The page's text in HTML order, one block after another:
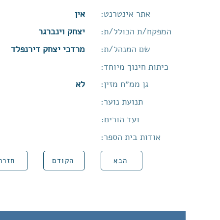
אין
יצחק וינברגר
מרדכי יצחק דירנפלד
לא גן ממ״ח מזין:
אתר אינטרנט:
המפקח/ת הכולל/ת:
שם המנהל/ת:
כיתות חינוך מיוחד:
תנועת נוער:
ועד הורים:
אודות בית הספר:
הבא הקודם